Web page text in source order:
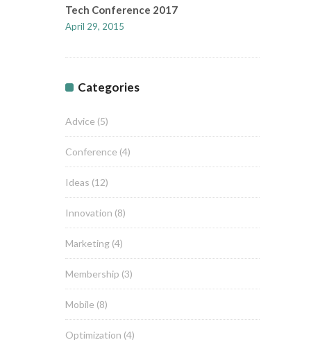
Tech Conference 2017
April 29, 2015
Categories
Advice (5)
Conference (4)
Ideas (12)
Innovation (8)
Marketing (4)
Membership (3)
Mobile (8)
Optimization (4)